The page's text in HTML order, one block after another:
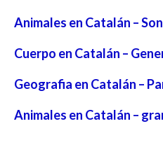
Animales en Catalán –
Cuerpo en Catalán –
Geografia en Catalán –
Animales en Catalán –